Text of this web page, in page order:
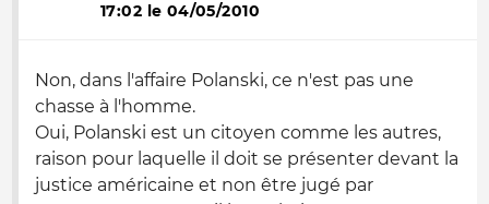
17:02 le 04/05/2010
Non, dans l'affaire Polanski, ce n'est pas une
chasse à l'homme.
Oui, Polanski est un citoyen comme les autres,
raison pour laquelle il doit se présenter devant la
justice américaine et non être jugé par